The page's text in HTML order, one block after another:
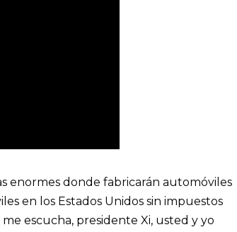
enormes donde fabricarán automóviles
en los Estados Unidos sin impuestos
escucha, presidente Xi, usted y yo